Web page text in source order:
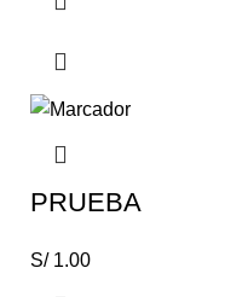
PRUEBA
S/1.00